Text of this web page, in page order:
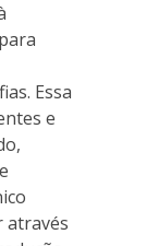
Essa
e
através